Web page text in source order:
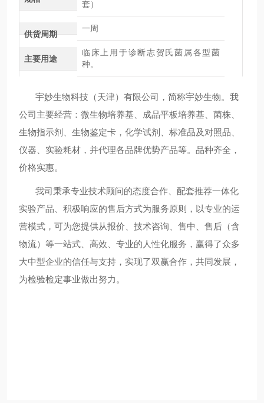
套）
供货周期
一周
主要用途
临床上用于诊断志贺氏菌属各型菌
种。
宇妙生物科技（天津）有限公司，简称宇妙生物。我
公司主要经营：微生物培养基、成品平板培养基、菌株、
生物指示剂、生物鉴定卡，化学试剂、标准品及对照品、
仪器、实验耗材，并代理各品牌优势产品等。品种齐全，
价格实惠。
我司秉承专业技术顾问的态度合作、配套推荐一体化
实验产品、积极响应的售后方式为服务原则，以专业的运
营模式，可为您提供从报价、技术咨询、售中、售后（含
物流）等一站式、高效、专业的人性化服务，赢得了众多
大中型企业的信任与支持，实现了双赢合作，共同发展，
为检验检定事业做出努力。